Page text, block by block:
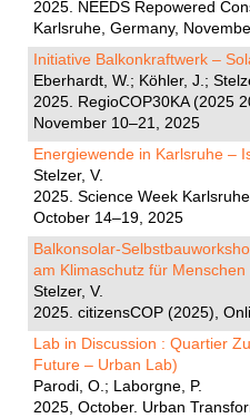
2025. NEEDS Repowered
Karlsruhe, Germany,
Initiative Balkonkraftwerk –
Eberhardt, W.; Köhler, J.;
2025. RegioCOP30KA (2025
November 10–21, 2025
Energiewende in Karlsruhe –
Stelzer, V.
2025. Science Week
October 14–19, 2025
Balkonsolar-
am Klimaschutz für Menschen
Stelzer, V.
2025. citizensCOP (2025),
Lab in Discussion : Quartier
Future – Urban Lab)
Parodi, O.; Laborgne, P.
2025, October. Urban